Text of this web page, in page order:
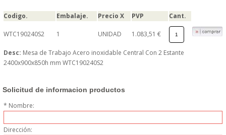
COMPLEMENTOS DE MESA
ELECTRODOM�STICOS
Codigo. Embalaje. Precio X PVP Cant.
WTC190240S2 1 UNIDAD 1.083,51 €
Desc: Mesa de Trabajo Acero inoxidable Central Con 2 Estante
2400x900x850h mm WTC190240S2
Solicitud de informacion productos
* Nombre:
Dirección: